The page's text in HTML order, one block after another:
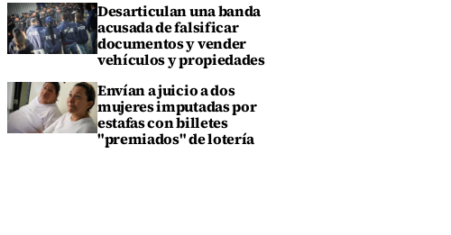
Desarticulan una banda
acusada de falsificar
documentos y vender
vehículos y propiedades
Envían a juicio a dos
mujeres imputadas por
estafas con billetes
"premiados" de lotería